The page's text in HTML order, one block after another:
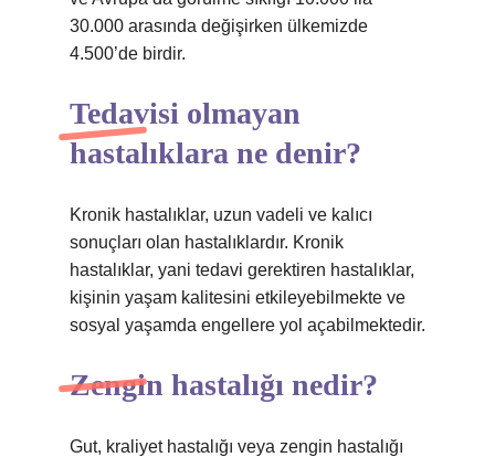
30.000 arasında değişirken ülkemizde
4.500’de birdir.
Tedavisi olmayan
hastalıklara ne denir?
Kronik hastalıklar, uzun vadeli ve kalıcı
sonuçları olan hastalıklardır. Kronik
hastalıklar, yani tedavi gerektiren hastalıklar,
kişinin yaşam kalitesini etkileyebilmekte ve
sosyal yaşamda engellere yol açabilmektedir.
Zengin hastalığı nedir?
Gut, kraliyet hastalığı veya zengin hastalığı